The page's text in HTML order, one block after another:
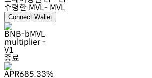
수령한 MVL- MVL
Connect Wallet
BNB-bMVL
multiplier-
V1
종료
APR685.33%